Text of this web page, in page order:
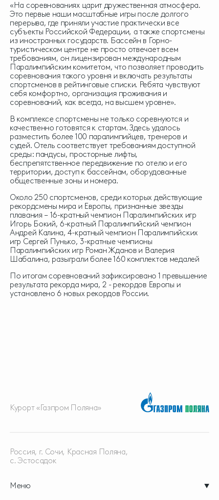
«На соревнованиях царит дружественная атмосфера.
Это первые наши масштабные игры после долгого
перерыва, где приняли участие практически все
субъекты Российской Федерации, а также спортсмены
из иностранных государств. Бассейн в Горно-
туристическом центре не просто отвечает всем
требованиям, он лицензирован международным
Паралимпийским комитетом, что позволяет проводить
соревнования такого уровня и включать результаты
спортсменов в рейтинговые списки. Ребята чувствуют
себя комфортно, организация проживания и
соревнований, как всегда, на высшем уровне».
В комплексе спортсмены не только соревнуются и
качественно готовятся к стартам. Здесь удалось
разместить более 100 паралимпийцев, тренеров и
судей. Отель соответствует требованиям доступной
среды: пандусы, просторные лифты,
беспрепятственное передвижение по отелю и его
территории, доступ к бассейнам, оборудованные
общественные зоны и номера.
Около 250 спортсменов, среди которых действующие
рекордсмены мира и Европы, признанные звезды
плавания – 16-кратный чемпион Паралимпийских игр
Игорь Бокий, 6-кратный Паралимпийский чемпион
Андрей Калина, 4-кратный чемпион Паралимпийских
игр Сергей Пунько, 3-кратные чемпионы
Паралимпийских игр Роман Жданов и Валерия
Шабалина, разыграли более 160 комплектов медалей
По итогам соревнований зафиксировано 1 превышение
результата рекорда мира, 2 - рекордов Европы и
установлено 6 новых рекордов России.
Курорт «Газпром Поляна»
Меню
Россия, г. Сочи, Красная Поляна,
с. Эстосадок